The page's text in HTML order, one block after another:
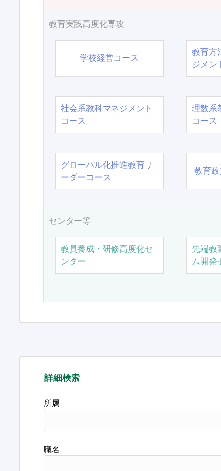
教育実践高度化専攻
学校経営コース
教育方
ジメン
社会系教科マネジメント
コース
理数系
コース
グローバル化推進教育リ
ーダーコース
教育
センター等
教員養成・研修高度化セ
ンター
先端教
ム開発
詳細検索
所属
職名